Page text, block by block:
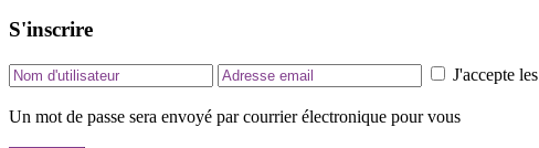
S'inscrire
J'accepte les
Un mot de passe sera envoyé par courrier électronique pour vous